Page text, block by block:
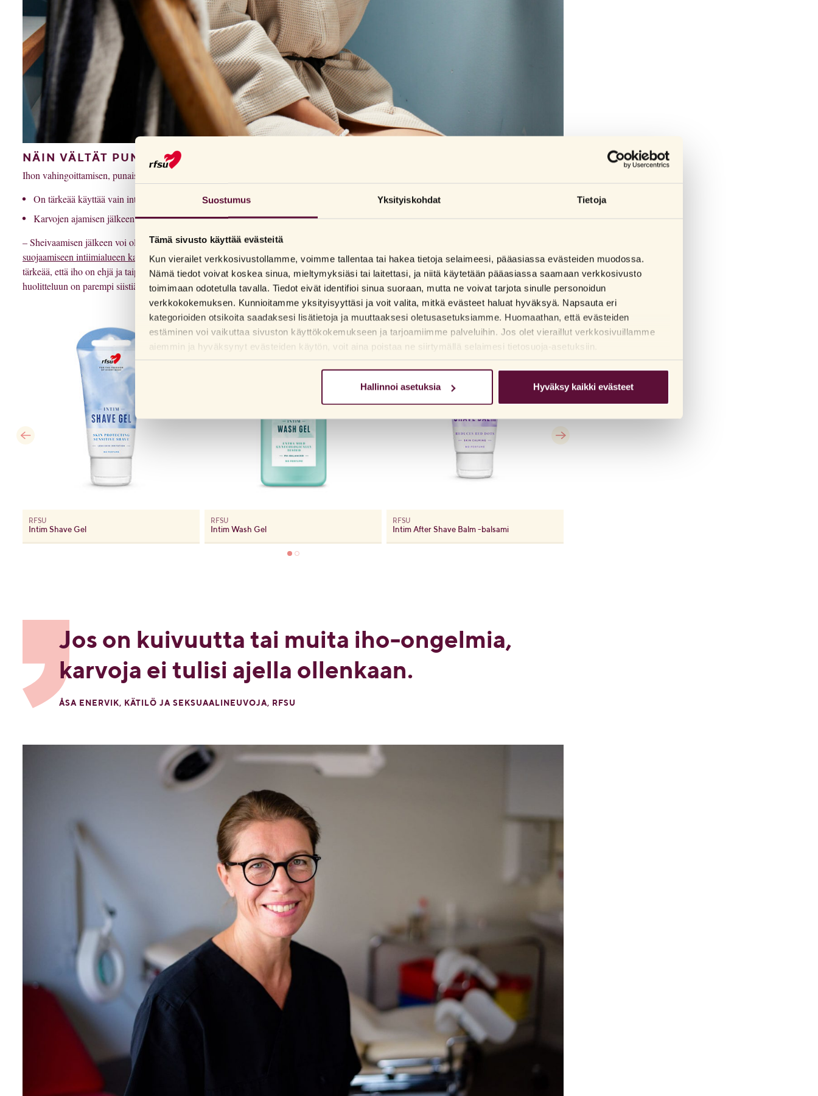
Suostumus Yksityiskohdat Tietoja
Tämä sivusto käyttää evästeitä
Kun vierailet verkkosivustollamme, voimme tallentaa tai hakea tietoja selaimeesi, pääasiassa evästeiden muodossa.
Nämä tiedot voivat koskea sinua, mieltymyksiäsi tai laitettasi, ja niitä käytetään pääasiassa saamaan verkkosivusto
toimimaan odotetulla tavalla. Tiedot eivät identifioi sinua suoraan, mutta ne voivat tarjota sinulle personoidun
verkkokokemuksen. Kunnioitamme yksityisyyttäsi ja voit valita, mitkä evästeet haluat hyväksyä. Napsauta eri
kategorioiden otsikoita saadaksesi lisätietoja ja muuttaaksesi oletusasetuksiamme. Huomaathan, että evästeiden
estäminen voi vaikuttaa sivuston käyttökokemukseen ja tarjoamiimme palveluihin. Jos olet vieraillut verkkosivuillamme
aiemmin ja hyväksynyt evästeiden käytön, voit aina poistaa ne siirtymällä selaimesi tietosuoja-asetuksiin.
Hallinnoi asetuksia Hyväksy kaikki evästeet
NÄIN VÄLTÄT PUNAISET PILKUT
Ihon vahingoittamisen, punaisten pilkkujen ja tulehdusten riskin minimoimiseksi, on syytä olla tarkka
On tärkeää käyttää vain intimiialueelle tarkoitettua höylää, vaihtaa höylä usein, ja sheivata myötäkarvaan.
Karvojen ajamisen jälkeen on tärkeää suojata ja kosteuttaa iho.
– Sheivaamisen jälkeen voi olla hyvä levittää siihen jotakin viilentävää ja rauhoittavaa. On olemassa tuotteita, jotka on tehty
suojaamiseen intiimialueen karvanpoiston jälkeen. Iho kuivuu usein, joten jos karvojen ajelemista haluaa tehdä jatkossakin, on todella
tärkeää, että iho on ehjä ja taipuisa. Jos intiimialueella on kuivuutta tai muita iho-ongelmia, karvoja ei tulisi ajella ollenkaan. Tällöin karvojen
huolitteluun on parempi siistiä ne joko leikkaamalla tai trimmerillä, jotka eivät vahingoita ihoa yhtä paljon, Åsa Enervik toteaa.
RFSU
Intim Shave Gel
RFSU
Intim Wash Gel
RFSU
Intim After Shave Balm -balsami
Jos on kuivuutta tai muita iho-ongelmia,
karvoja ei tulisi ajella ollenkaan.
ÅSA ENERVIK, KÄTILÖ JA SEKSUAALINEUVOJA, RFSU